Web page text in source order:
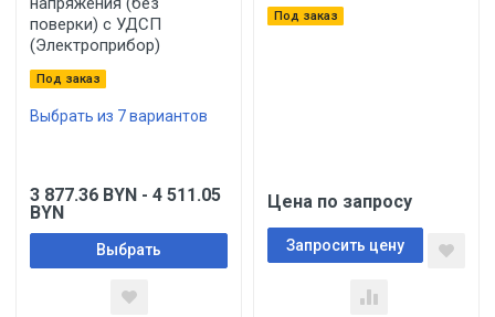
поверки) с УДСП
(Электроприбор)
Под заказ
Выбрать из 7 вариантов
3 877.36 BYN - 4 511.05
BYN
Выбрать
Под заказ
Цена по запросу
Запросить цену